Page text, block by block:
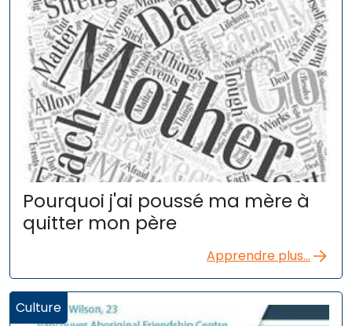
Pourquoi j'ai poussé ma mère à
quitter mon père
Apprendre plus...
Culture